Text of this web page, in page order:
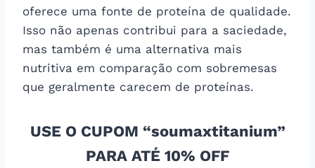
oferece uma fonte de proteína de qualidade.
Isso não apenas contribui para a saciedade,
mas também é uma alternativa mais
nutritiva em comparação com sobremesas
que geralmente carecem de proteínas.
USE O CUPOM “soumaxtitanium”
PARA ATÉ 10% OFF